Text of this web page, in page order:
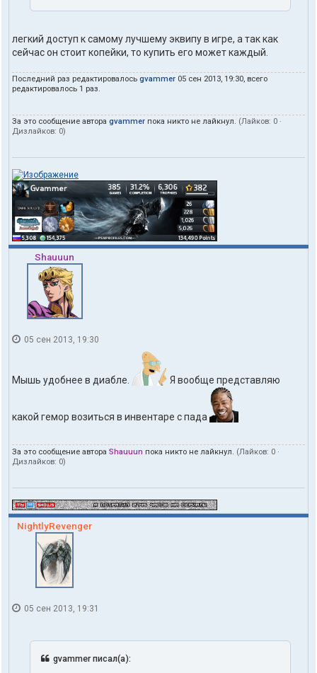
a
m
e
r
легкий доступ к самому лучшему эквипу в игре, а так как
сейчас он стоит копейки, то купить его может каждый.
Последний раз редактировалось gvammer 05 сен 2013, 19:30, всего
редактировалось 1 раз.
За это сообщение автора gvammer пока никто не лайкнул. (Лайков: 0 ·
Дизлайков: 0)
Shauuun
05 сен 2013, 19:30
Мышь удобнее в диабле. Я вообще представляю
какой гемор возиться в инвентаре с пада
За это сообщение автора Shauuun пока никто не лайкнул. (Лайков: 0 ·
Дизлайков: 0)
NightlyRevenger
05 сен 2013, 19:31
gvammer писал(а):